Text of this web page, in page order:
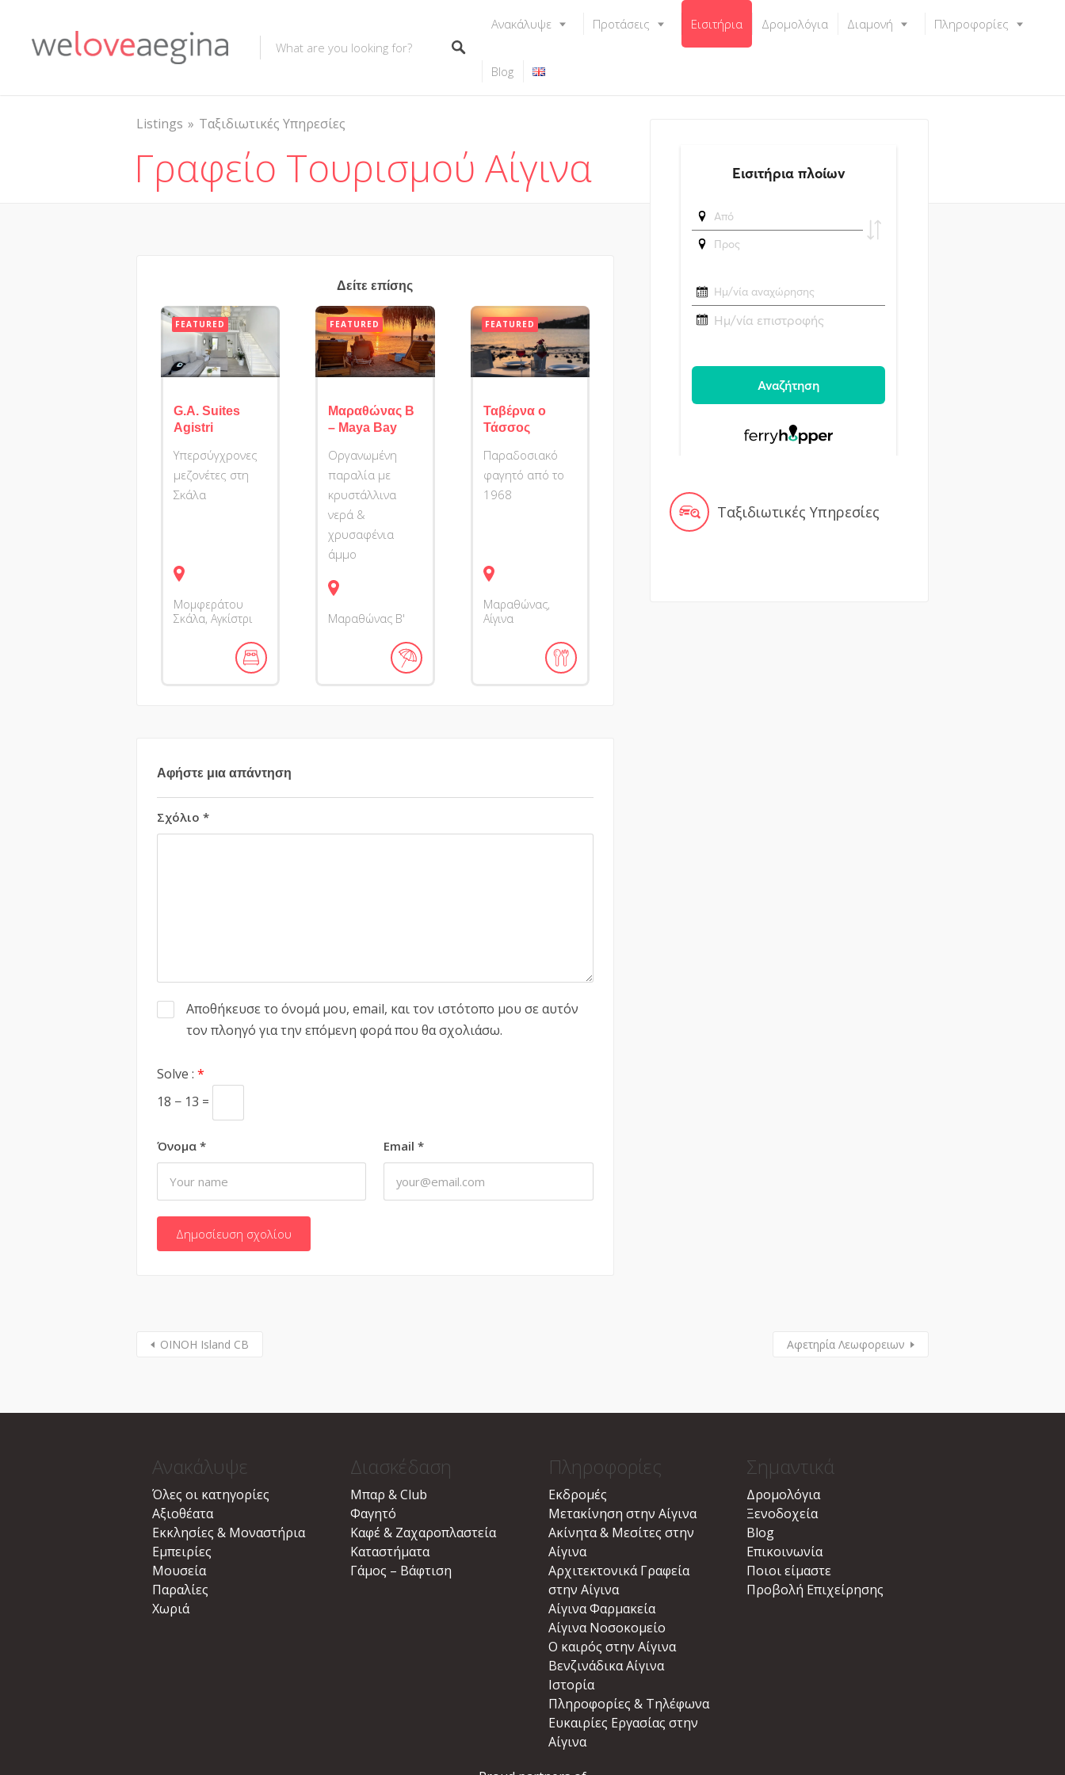
Ανακάλυψε Προτάσεις Εισιτήρια Δρομολόγια Διαμονή Πληροφορίες
Blog
Listings Ταξιδιωτικές Υπηρεσίες
Γραφείο Τουρισμού Αίγινα
Δείτε επίσης
FEATURED
G.A. Suites
Agistri
Υπερσύγχρονες
μεζονέτες στη
Σκάλα
Μομφεράτου
Σκάλα, Αγκίστρι
FEATURED
Μαραθώνας Β
– Maya Bay
Οργανωμένη
παραλία με
κρυστάλλινα
νερά &
χρυσαφένια
άμμο
Μαραθώνας Β'
FEATURED
Ταβέρνα ο
Τάσσος
Παραδοσιακό
φαγητό από το
1968
Μαραθώνας,
Αίγινα
Αφήστε μια απάντηση
Σχόλιο *
Όνομα * Email*
Αποθήκευσε το όνομά μου, email, και τον ιστότοπο μου σε αυτόν
τον πλοηγό για την επόμενη φορά που θα σχολιάσω.
Solve : *
18 − 13 =
Ταξιδιωτικές Υπηρεσίες
ΟΙΝΟΗ Island CB Αφετηρία Λεωφορειων
Ανακάλυψε
Όλες οι κατηγορίες
Αξιοθέατα
Εκκλησίες & Μοναστήρια
Εμπειρίες
Μουσεία
Παραλίες
Χωριά
Διασκέδαση
Μπαρ & Club
Φαγητό
Καφέ & Ζαχαροπλαστεία
Καταστήματα
Γάμος – Βάφτιση
Πληροφορίες
Εκδρομές
Μετακίνηση στην Αίγινα
Ακίνητα & Μεσίτες στην
Αίγινα
Αρχιτεκτονικά Γραφεία
στην Αίγινα
Αίγινα Φαρμακεία
Αίγινα Νοσοκομείο
Ο καιρός στην Αίγινα
Βενζινάδικα Αίγινα
Ιστορία
Πληροφορίες & Τηλέφωνα
Ευκαιρίες Εργασίας στην
Αίγινα
Σημαντικά
Δρομολόγια
Ξενοδοχεία
Blog
Επικοινωνία
Ποιοι είμαστε
Προβολή Επιχείρησης